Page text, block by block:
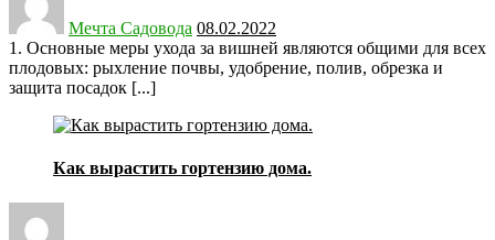
Мечта Садовода 08.02.2022
1. Основные меры ухода за вишней являются общими для всех
плодовых: рыхление почвы, удобрение, полив, обрезка и
защита посадок [...]
Как вырастить гортензию дома.